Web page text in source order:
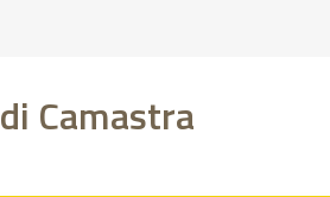
Camastra